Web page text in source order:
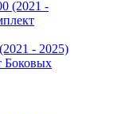
- 2025)